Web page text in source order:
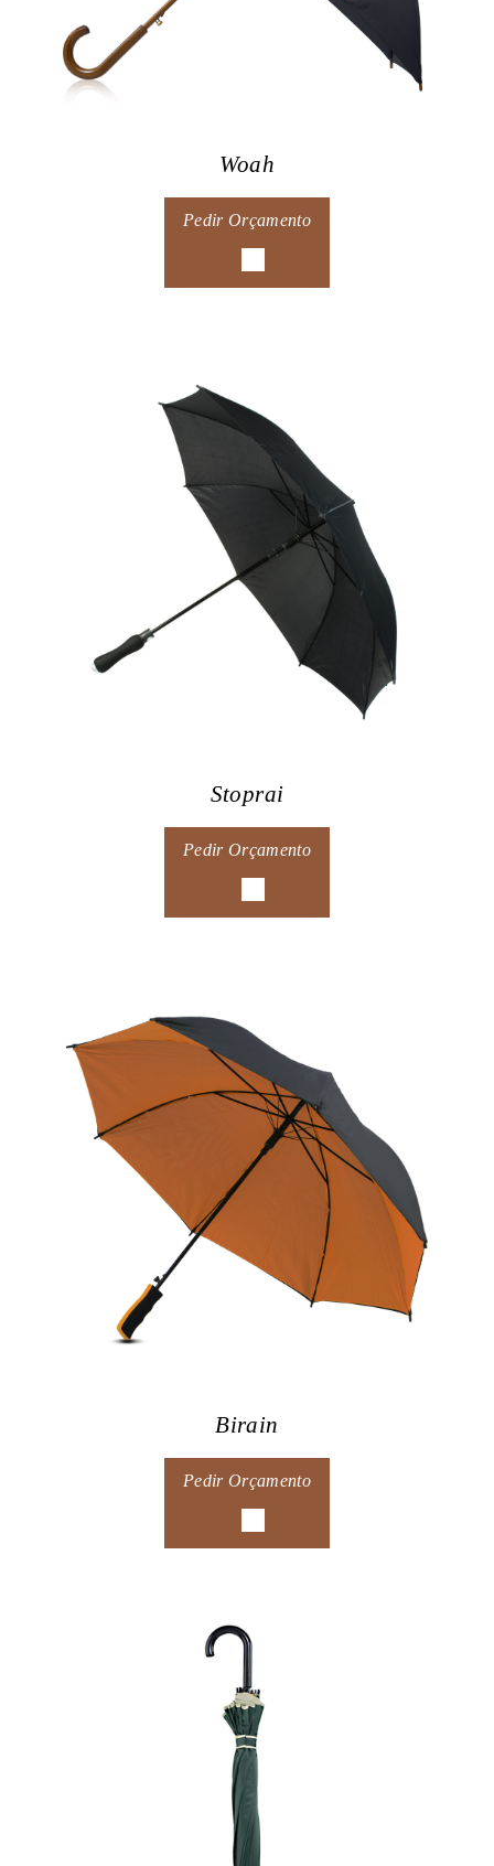
Woah
Pedir Orçamento
Stoprai
Pedir Orçamento
Birain
Pedir Orçamento